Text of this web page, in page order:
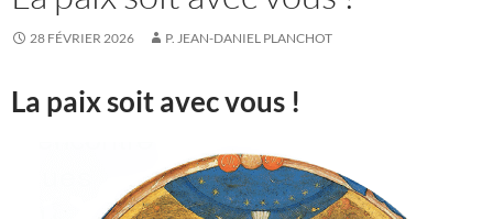
28 FÉVRIER 2026 P. JEAN-DANIEL PLANCHOT
La paix soit avec vous !